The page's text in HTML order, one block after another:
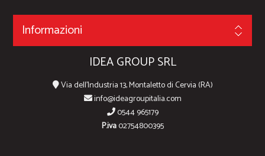
Informazioni
IDEA GROUP SRL
Via dell'Industria 13, Montaletto di Cervia (RA)
info@ideagroupitalia.com
0544 965179
P.iva02754800395